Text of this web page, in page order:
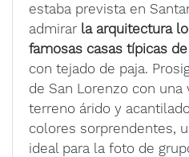
estaba prevista en
admirar la arquitectura
famosas casas típicas
con tejado de paja.
de San Lorenzo con una
terreno árido y
colores sorprendentes,
ideal para la foto de